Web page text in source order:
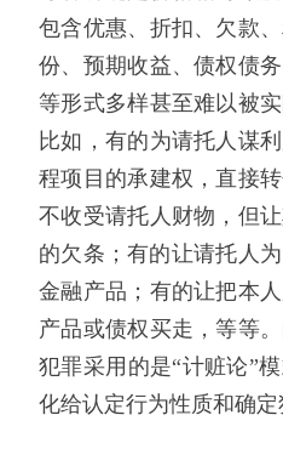
包含优惠、折扣、欠款
份、预期收益、债权债
等形式多样甚至难以被
比如，有的为请托人谋
程项目的承建权，直接
不收受请托人财物，但
的欠条；有的让请托人
金融产品；有的让把本
产品或债权买走，等等
犯罪采用的是“计赃论”
化给认定行为性质和确定